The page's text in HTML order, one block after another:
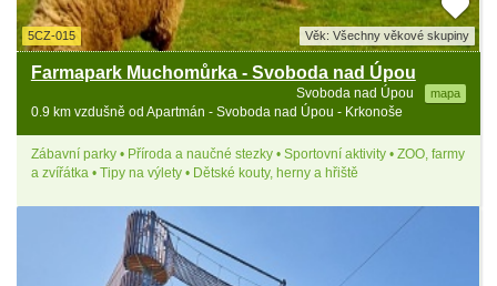
5CZ-015 Věk: Všechny věkové skupiny
Farmapark Muchomůrka - Svoboda nad Úpou
Svoboda nad Úpou mapa
0.9 km vzdušně od Apartmán - Svoboda nad Úpou - Krkonoše
Zábavní parky • Příroda a naučné stezky • Sportovní aktivity • ZOO, farmy
a zvířátka • Tipy na výlety • Dětské kouty, herny a hřiště